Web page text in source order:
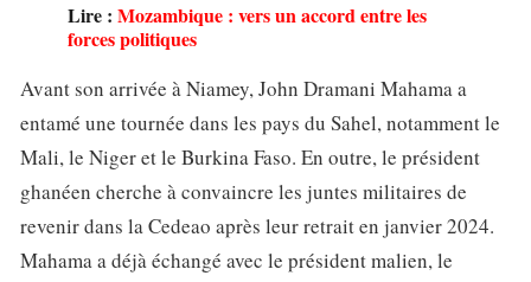
Lire : Mozambique : vers un accord entre les
forces politiques
Avant son arrivée à Niamey, John Dramani Mahama a
entamé une tournée dans les pays du Sahel, notamment le
Mali, le Niger et le Burkina Faso. En outre, le président
ghanéen cherche à convaincre les juntes militaires de
revenir dans la Cedeao après leur retrait en janvier 2024.
Mahama a déjà échangé avec le président malien, le